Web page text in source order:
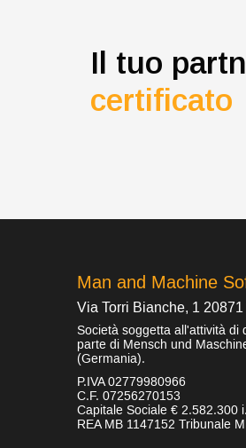
Il tuo
certificato
Man and Machine
Via Torri Bianche, 1
Società soggetta all'attività
parte di Mensch und
(Germania).
P.IVA 02779980966
C.F. 07256270153
Capitale Sociale € 2.582.300
REA MB 1147152 Tribunale